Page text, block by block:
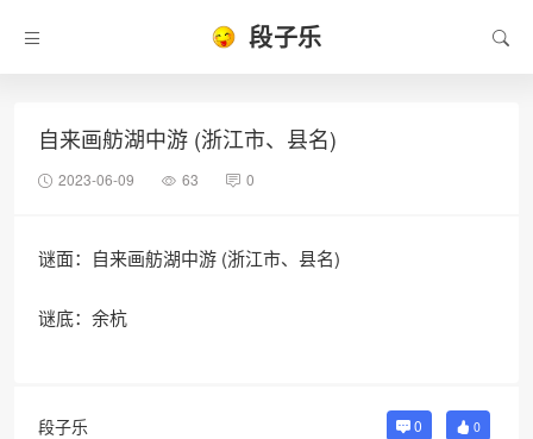
段子乐
自来画舫湖中游 (浙江市、县名)
2023-06-09 63 0
谜面：自来画舫湖中游 (浙江市、县名)
谜底：余杭
段子乐 0 0